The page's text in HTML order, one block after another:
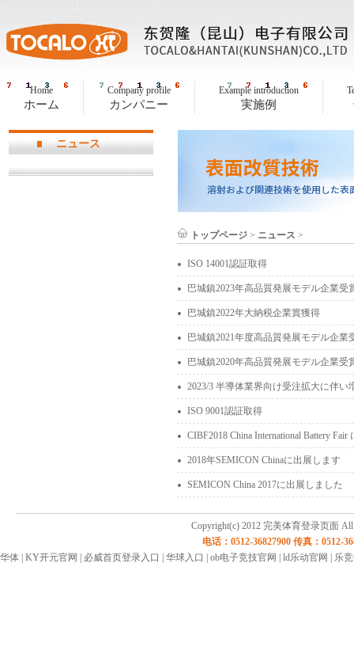
Home
ホーム
Company profile
カンパニー
Example introduction
実施例
ニュース
トップページ > ニュース >
ISO 14001認証取得
巴城鎮2023年高品質発展モデル企業受
巴城鎮2022年大納税企業賞獲得
巴城鎮2021年度高品質発展モデル企業
巴城鎮2020年高品質発展モデル企業受
2023/3 半導体業界向け受注拡大に伴い
ISO 9001認証取得
CIBF2018 China International Battery
2018年SEMICON Chinaに出展します
SEMICON China 2017に出展しました
Copyright(c) 2012 完美体育登录页面 All
电话：0512-36827900 传真：0512-
华体 KY开元官网 必威首页登录入口 华球入口 ob电子竞技官网 ld乐动官网 乐